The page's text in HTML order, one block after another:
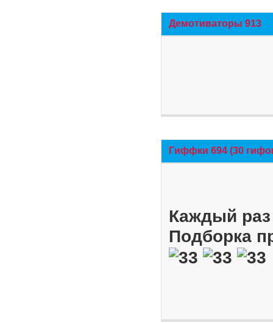
Демотиваторы 913
Гиффки 694 (30
Каждый
Подборка